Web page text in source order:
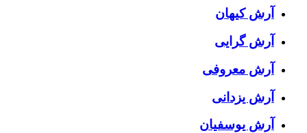
آرش کیهان
آرش گرایی
آرش معروفی
آرش یزدانی
آرش یوسفیان